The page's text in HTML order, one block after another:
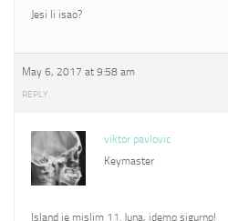
Jesi li isao?
May 6, 2017 at 9:58 am
REPLY
viktor pavlovic
Keymaster
Island je mislim 11. Juna, idemo sigurno!